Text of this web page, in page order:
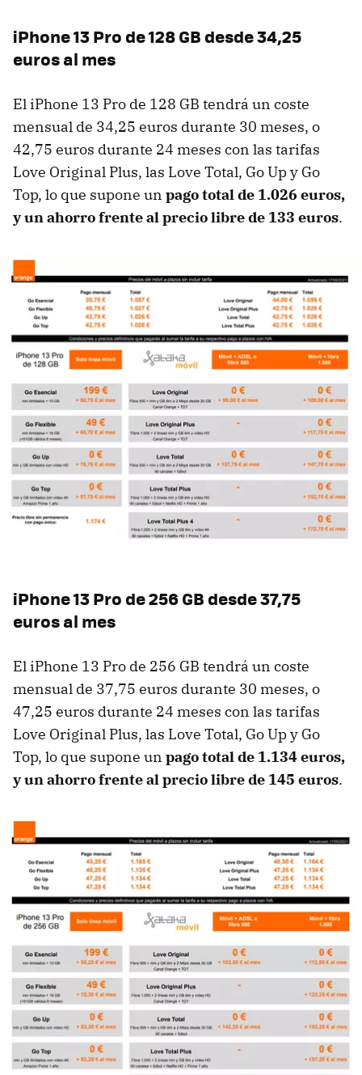
iPhone 13 Pro de 128 GB desde 34,25
euros al mes
El iPhone 13 Pro de 128 GB tendrá un coste
mensual de 34,25 euros durante 30 meses, o
42,75 euros durante 24 meses con las tarifas
Love Original Plus, las Love Total, Go Up y Go
Top, lo que supone un pago total de 1.026 euros,
y un ahorro frente al precio libre de 133 euros.
iPhone 13 Pro de 256 GB desde 37,75
euros al mes
El iPhone 13 Pro de 256 GB tendrá un coste
mensual de 37,75 euros durante 30 meses, o
47,25 euros durante 24 meses con las tarifas
Love Original Plus, las Love Total, Go Up y Go
Top, lo que supone un pago total de 1.134 euros,
y un ahorro frente al precio libre de 145 euros.